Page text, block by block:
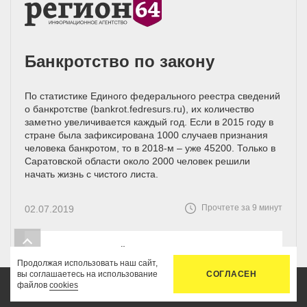
Банкротство по закону
По статистике Единого федерального реестра сведений
о банкротстве (bankrot.fedresurs.ru), их количество
заметно увеличивается каждый год. Если в 2015 году в
стране была зафиксирована 1000 случаев признания
человека банкротом, то в 2018-м – уже 45200. Только в
Саратовской области около 2000 человек решили
начать жизнь с чистого листа.
02.07.2019 Прочтете за 9 минут
Продолжая использовать наш сайт,
вы соглашаетесь на использование
файлов cookies
СОГЛАСЕН